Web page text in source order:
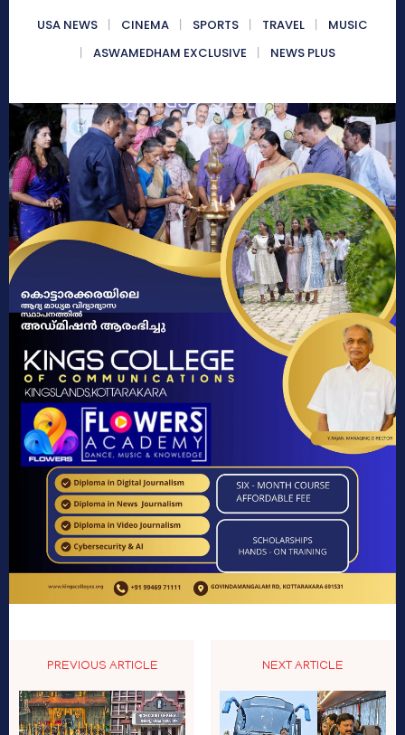
USA NEWS CINEMA SPORTS TRAVEL
MUSIC
ASWAMEDHAM EXCLUSIVE
NEWS PLUS
PREVIOUS ARTICLE NEXT ARTICLE